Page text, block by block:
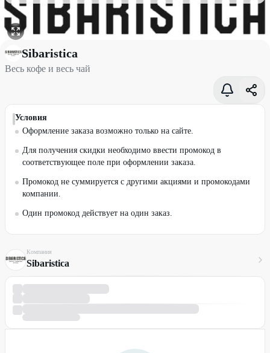
Весь кофе и весь чай со скидкой 10% - Sibaristica в Самаре
Sibaristica
Весь кофе и весь чай
Условия
Оформление заказа возможно только на сайте.
Для получения скидки необходимо ввести промокод в
соответствующее поле при оформлении заказа.
Промокод не суммируется с другими акциями и промокодами
компании.
Один промокод действует на один заказ.
Компания
Sibaristica